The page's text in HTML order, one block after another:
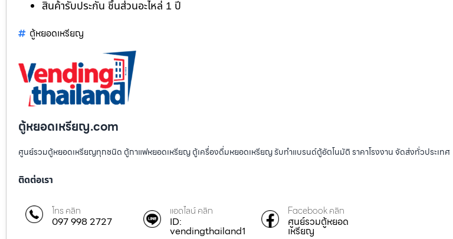
สินค้ารับประกัน ชิ้นส่วนอะไหล่ 1 ปี
ตู้หยอดเหรียญ
ตู้หยอดเหรียญ.com
ศูนย์รวมตู้หยอดเหรียญทุกชนิด ตู้กาแฟหยอดเหรียญ ตู้เครื่องดื่มหยอดเหรียญ รับทำแบรนด์ตู้อัตโนมัติ ราคาโรงงาน จัดส่งทั่วประเทศ
ติดต่อเรา
โทร คลิก
097 998 2727
แอดไลน์ คลิก
ID:
vendingthailand1
Facebook คลิก
ศูนย์รวมตู้หยอด
เหรียญ